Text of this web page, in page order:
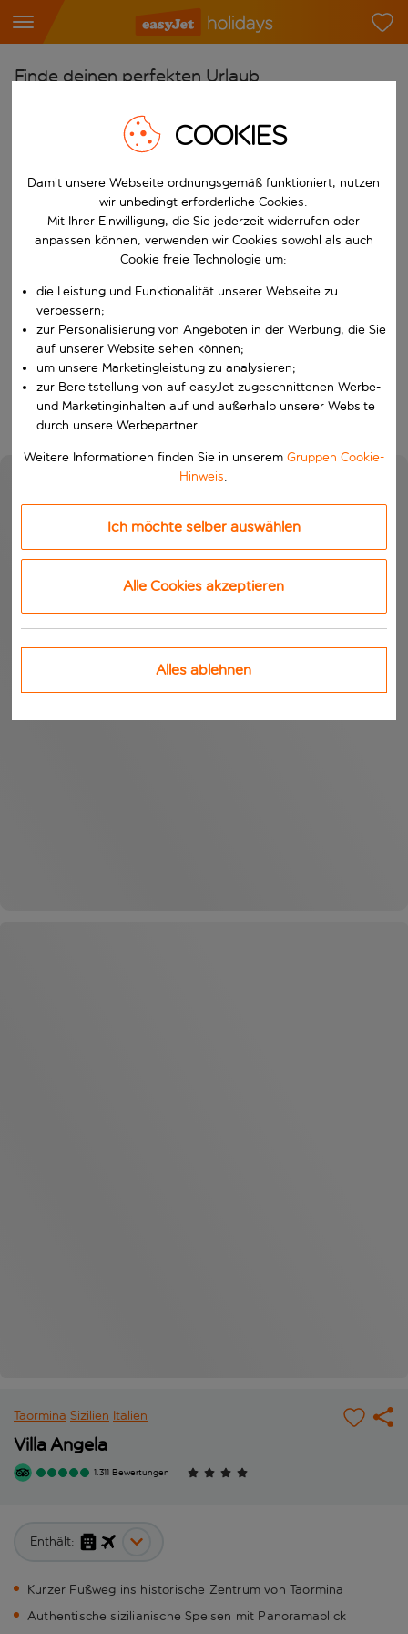
Finde deinen perfekten Urlaub
Flughafen wählen
Beginne mit der Eingabe für die automatische
Reiseziel wählen
Nach
Wähle ein Ab- und Rückflugdatum aus.
Reisezeitraum wählen
Wann
Wer
Suchen
Taormina Sizilien Italien
Villa Angela
1.311 Bewertungen
Enthält:
Kurzer Fußweg ins historische Zentrum von Taormina
Authentische sizilianische Speisen mit Panoramablick
COOKIES
Damit unsere Webseite ordnungsgemäß funktioniert, nutzen
wir unbedingt erforderliche Cookies.
Mit Ihrer Einwilligung, die Sie jederzeit widerrufen oder
anpassen können, verwenden wir Cookies sowohl als auch
Cookie freie Technologie um:
die Leistung und Funktionalität unserer Webseite zu
verbessern;
zur Personalisierung von Angeboten in der Werbung, die Sie
auf unserer Website sehen können;
um unsere Marketingleistung zu analysieren;
zur Bereitstellung von auf easyJet zugeschnittenen Werbe-
und Marketinginhalten auf und außerhalb unserer Website
durch unsere Werbepartner.
Weitere Informationen finden Sie in unserem Gruppen Cookie-
Hinweis.
Ich möchte selber auswählen
Alle Cookies akzeptieren
Alles ablehnen